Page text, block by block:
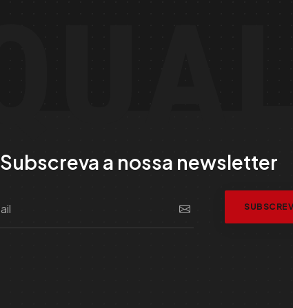
Subscreva a nossa newsletter